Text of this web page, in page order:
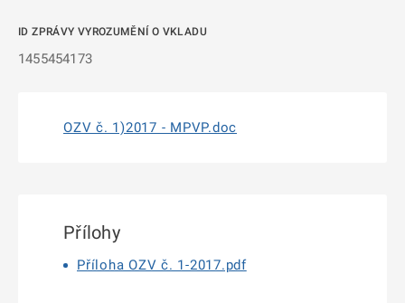
ID ZPRÁVY VYROZUMĚNÍ O VKLADU
1455454173
OZV č. 1)2017 - MPVP.doc
Přílohy
Příloha OZV č. 1-2017.pdf